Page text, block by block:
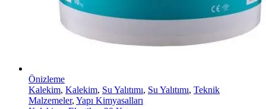
Önizleme
Kalekim, Kalekim, Su Yalıtımı, Su Yalıtımı, Teknik
Malzemeler, Yapı Kimyasalları